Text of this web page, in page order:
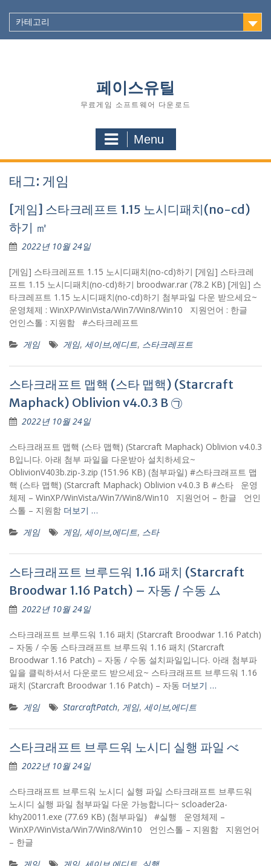
content
카테고리
페이스유틸
무료게임 소프트웨어 다운로드
Menu
태그: 게임
[게임] 스타크레프트 1.15 노시디패치(no-cd)
하기 ㎡
2022년 10월 24일
[게임] 스타크레프트 1.15 노시디패치(no-cd)하기 [게임] 스타크레
프트 1.15 노시디패치(no-cd)하기 broodwar.rar (78.2 KB) [게임] 스
타크레프트 1.15 노시디패치(no-cd)하기 첨부파일 다운 받으세요~
운영체제 : WinXP/WinVista/Win7/Win8/Win10 지원언어 : 한글
언인스톨 : 지원함 #스타크레프트
게임
게임, 세이브,에디트, 스타크레프트
스타크래프트 맵핵 (스타 맵핵) (Starcraft
Maphack) Oblivion v4.0.3 B ㉠
2022년 10월 24일
스타크래프트 맵핵 (스타 맵핵) (Starcraft Maphack) Oblivion v4.0.3
B입니다. 아래 첨부 파일을 다운받아 설치하세요~
OblivionV403b.zip-3.zip (151.96 KB) (첨부파일) #스타크래프트 맵
핵 (스타 맵핵) (Starcraft Maphack) Oblivion v4.0.3 B #스타 운영
체제 – WinXP/WinVista/Win7/Win8/Win10 지원언어 – 한글 언인
스톨 – 지원함 더보기 …
게임
게임, 세이브,에디트, 스타
스타크래프트 브루드워 1.16 패치 (Starcraft
Broodwar 1.16 Patch) – 자동 / 수동 ム
2022년 10월 24일
스타크래프트 브루드워 1.16 패치 (Starcraft Broodwar 1.16 Patch)
– 자동 / 수동 스타크래프트 브루드워 1.16 패치 (Starcraft
Broodwar 1.16 Patch) – 자동 / 수동 설치파일입니다. 아래 첨부파
일을 클릭하셔서 다운로드 받으세요~ 스타크래프트 브루드워 1.16
패치 (Starcraft Broodwar 1.16 Patch) – 자동 더보기 …
게임
StarcraftPatch, 게임, 세이브,에디트
스타크래프트 브루드워 노시디 실행 파일 べ
2022년 10월 24일
스타크래프트 브루드워 노시디 실행 파일 스타크래프트 브루드워
노시디 실행 파일 첨부파일 다운 가능합니다~ scloader2a-
khy20011.exe (77.69 KB) (첨부파일) #실행 운영체제 –
WinXP/WinVista/Win7/Win8/Win10 언인스톨 – 지원함 지원언어
– 한글